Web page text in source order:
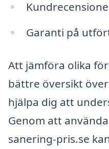
Garanti på
Att jämföra olika
bättre översikt
hjälpa dig att
Genom att
sanering-pris.se